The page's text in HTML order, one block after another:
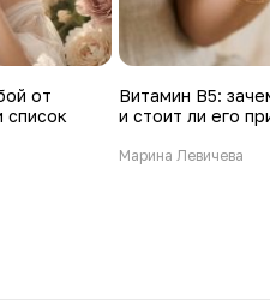
от
список
Витамин В5:
и стоит ли его
Марина Левичева